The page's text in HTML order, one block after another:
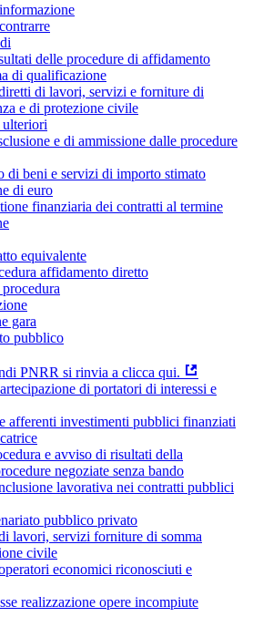
delle procedure di affidamento
di qualificazione
di lavori, servizi e forniture di
e di protezione civile
e di ammissione dalle procedure
di beni e servizi di importo stimato
di euro
finanziaria dei contratti al termine
equivalente
affidamento diretto
gara
pubblico
PNRR si rinvia a clicca qui.
di portatori di interessi e
afferenti investimenti pubblici finanziati
e avviso di risultati della
negoziate senza bando
lavorativa nei contratti pubblici
pubblico privato
lavori, servizi forniture di somma
civile
economici riconosciuti e
realizzazione opere incompiute